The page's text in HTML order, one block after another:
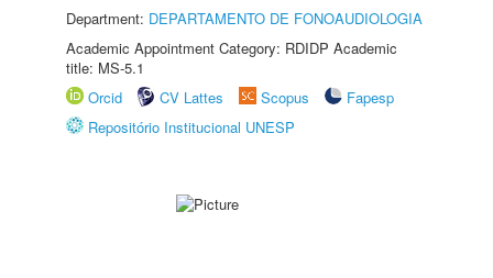
Department: DEPARTAMENTO DE FONOAUDIOLOGIA
Academic Appointment Category: RDIDP Academic
title: MS-5.1
Orcid
CV Lattes Scopus
Fapesp
Repositório Institucional UNESP